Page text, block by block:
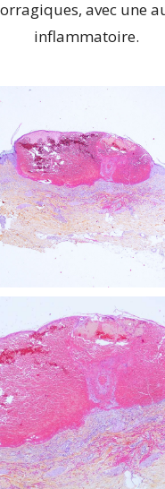
avec une
inflammatoire.